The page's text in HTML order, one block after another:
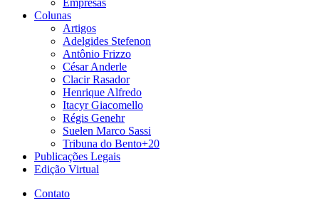
Colunas
Artigos
Adelgides Stefenon
Antônio Frizzo
César Anderle
Clacir Rasador
Henrique Alfredo
Itacyr Giacomello
Régis Genehr
Suelen Marco Sassi
Tribuna do Bento+20
Publicações Legais
Edição Virtual
Contato